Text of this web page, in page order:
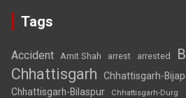
Tags
Accident Amit Shah arrest arrested
Chhattisgarh
Chhattisgarh-
Chhattisgarh-Bilaspur
Chhattisgarh-Durg